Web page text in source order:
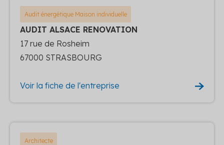
Audit énergétique Maison individuelle
AUDIT ALSACE RENOVATION
17 rue de Rosheim
67000 STRASBOURG
Voir la fiche de l'entreprise
Architecte